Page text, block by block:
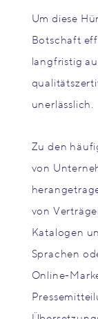
Um diese
Botschaft
langfristig
unerlässlich.
Zu den
von
von
Katalogen
Sprachen
Online-